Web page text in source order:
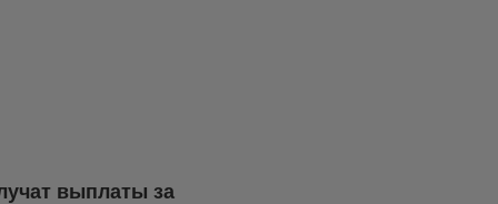
выплаты за